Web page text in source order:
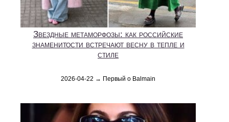
Звездные метаморфозы: как российские
знаменитости встречают весну в тепле и
стиле
2026-04-22 → Первый о Balmain